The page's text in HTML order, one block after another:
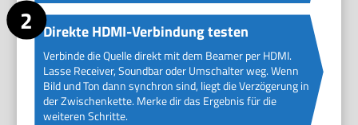
Direkte HDMI-Verbindung testen
Verbinde die Quelle direkt mit dem Beamer per HDMI.
Lasse Receiver, Soundbar oder Umschalter weg. Wenn
Bild und Ton dann synchron sind, liegt die Verzögerung in
der Zwischenkette. Merke dir das Ergebnis für die
weiteren Schritte.